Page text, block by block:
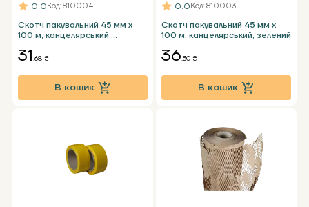
Скотч пакувальний 45 мм x
100 м, канцелярський,
0.0Код: 810004
31.68 ₴
В кошик
Скотч пакувальний 45 мм x
100 м, канцелярський, зелений
0.0Код: 810003
36.30 ₴
В кошик